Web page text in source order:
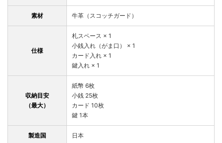
素材 牛革（スコッチガード）
仕様
札スペース × 1
小銭入れ（がま口） × 1
カード入れ × 1
鍵入れ × 1
収納目安
（最大）
紙幣 6枚
小銭 25枚
カード 10枚
鍵 1本
製造国 日本